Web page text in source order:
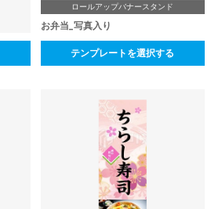
ロールアップバナースタンド
お弁当_写真入り
テンプレートを選択する